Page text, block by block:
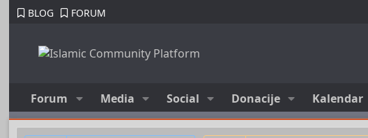
BLOG FORUM
Forum Media Social Donacije Kalendar